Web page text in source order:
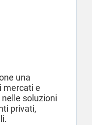
una
mercati e
nelle soluzioni
privati,